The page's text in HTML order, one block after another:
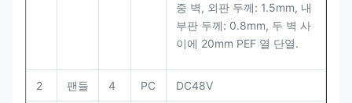
중 벽, 외판 두께: 1.5mm, 내
부판 두께: 0.8mm, 두 벽 사
이에 20mm PEF 열 단열.
2 팬들 4 PC DC48V